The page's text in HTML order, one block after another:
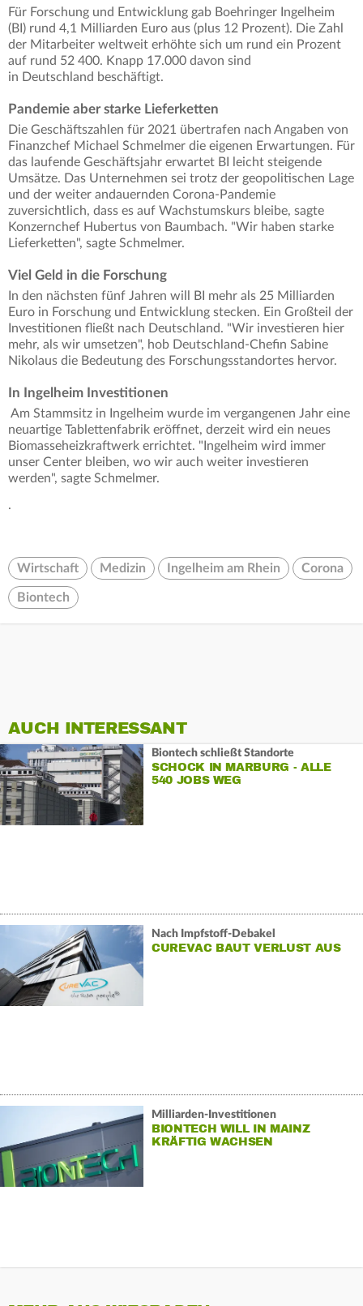
Für Forschung und Entwicklung gab Boehringer Ingelheim
(BI) rund 4,1 Milliarden Euro aus (plus 12 Prozent). Die Zahl
der Mitarbeiter weltweit erhöhte sich um rund ein Prozent
auf rund 52 400. Knapp 17.000 davon sind
in Deutschland beschäftigt.
Pandemie aber starke Lieferketten
Die Geschäftszahlen für 2021 übertrafen nach Angaben von
Finanzchef Michael Schmelmer die eigenen Erwartungen. Für
das laufende Geschäftsjahr erwartet BI leicht steigende
Umsätze. Das Unternehmen sei trotz der geopolitischen Lage
und der weiter andauernden Corona-Pandemie
zuversichtlich, dass es auf Wachstumskurs bleibe, sagte
Konzernchef Hubertus von Baumbach. "Wir haben starke
Lieferketten", sagte Schmelmer.
Viel Geld in die Forschung
In den nächsten fünf Jahren will BI mehr als 25 Milliarden
Euro in Forschung und Entwicklung stecken. Ein Großteil der
Investitionen fließt nach Deutschland. "Wir investieren hier
mehr, als wir umsetzen", hob Deutschland-Chefin Sabine
Nikolaus die Bedeutung des Forschungsstandortes hervor.
In Ingelheim Investitionen
Am Stammsitz in Ingelheim wurde im vergangenen Jahr eine
neuartige Tablettenfabrik eröffnet, derzeit wird ein neues
Biomasseheizkraftwerk errichtet. "Ingelheim wird immer
unser Center bleiben, wo wir auch weiter investieren
werden", sagte Schmelmer.
.
Wirtschaft Medizin Ingelheim am Rhein Corona
Biontech
AUCH INTERESSANT
Biontech schließt Standorte
SCHOCK IN MARBURG - ALLE
540 JOBS WEG
Nach Impfstoff-Debakel
CUREVAC BAUT VERLUST AUS
Milliarden-Investitionen
BIONTECH WILL IN MAINZ
KRÄFTIG WACHSEN